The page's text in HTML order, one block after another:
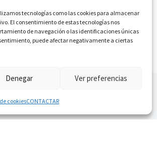
tecnologías como las cookies para almacenar
El consentimiento de estas tecnologías nos
de navegación o las identificaciones únicas
puede afectar negativamente a ciertas
Denegar Ver preferencias
cookiesCONTACTAR